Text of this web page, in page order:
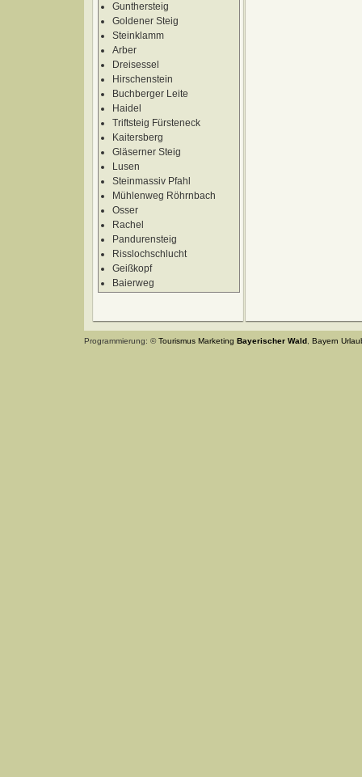
Gunthersteig
Goldener Steig
Steinklamm
Arber
Dreisessel
Hirschenstein
Buchberger Leite
Haidel
Triftsteig Fürsteneck
Kaitersberg
Gläserner Steig
Lusen
Steinmassiv Pfahl
Mühlenweg Röhrnbach
Osser
Rachel
Pandurensteig
Risslochschlucht
Geißkopf
Baierweg
Programmierung: ©Tourismus Marketing Bayerischer Wald Bayern